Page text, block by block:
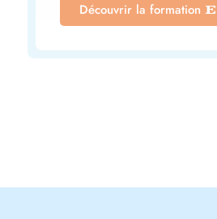
Découvrir la formation